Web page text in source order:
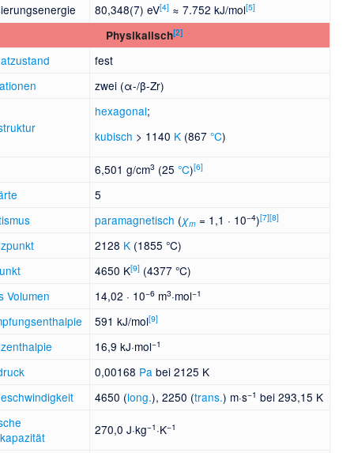
80 348(7) eV[4] ≈7 752 kJ/mol[5]
Physikalisch[2]
fest
zwei (α-/β-Zr)
hexagonal;
kubisch > 1140 K (867°C)
6,501 g/cm3 (25°C)[6]
5
paramagnetisch (χm = 1,1 · 10−4)[7][8]
2128 K (1855 °C)
4650 K[9] (4377 °C)
Volumen
14,02 · 10−6 m3·mol−1
591 kJ/mol[9]
16,9 kJ·mol−1
0,00168 Pa bei 2125 K
4650 (long.), 2250 (trans.) m·s−1 bei 293,15 K
270,0 J·kg−1 ·K−1